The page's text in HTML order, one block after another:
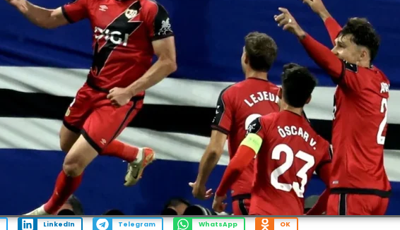
LinkedIn Telegram WhatsApp OK